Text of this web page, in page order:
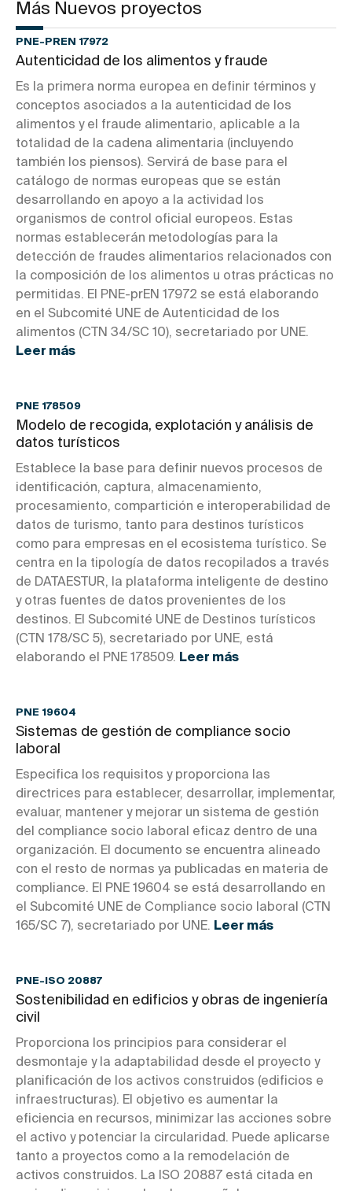
Más Nuevos proyectos
PNE-PREN 17972
Autenticidad de los alimentos y fraude
Es la primera norma europea en definir términos y
conceptos asociados a la autenticidad de los
alimentos y el fraude alimentario, aplicable a la
totalidad de la cadena alimentaria (incluyendo
también los piensos). Servirá de base para el
catálogo de normas europeas que se están
desarrollando en apoyo a la actividad los
organismos de control oficial europeos. Estas
normas establecerán metodologías para la
detección de fraudes alimentarios relacionados con
la composición de los alimentos u otras prácticas no
permitidas. El PNE-prEN 17972 se está elaborando
en el Subcomité UNE de Autenticidad de los
alimentos (CTN 34/SC 10), secretariado por UNE.
Leer más
PNE 178509
Modelo de recogida, explotación y análisis de
datos turísticos
Establece la base para definir nuevos procesos de
identificación, captura, almacenamiento,
procesamiento, compartición e interoperabilidad de
datos de turismo, tanto para destinos turísticos
como para empresas en el ecosistema turístico. Se
centra en la tipología de datos recopilados a través
de DATAESTUR, la plataforma inteligente de destino
y otras fuentes de datos provenientes de los
destinos. El Subcomité UNE de Destinos turísticos
(CTN 178/SC 5), secretariado por UNE, está
elaborando el PNE 178509. Leer más
PNE 19604
Sistemas de gestión de compliance socio
laboral
Especifica los requisitos y proporciona las
directrices para establecer, desarrollar, implementar,
evaluar, mantener y mejorar un sistema de gestión
del compliance socio laboral eficaz dentro de una
organización. El documento se encuentra alineado
con el resto de normas ya publicadas en materia de
compliance. El PNE 19604 se está desarrollando en
el Subcomité UNE de Compliance socio laboral (CTN
165/SC 7), secretariado por UNE. Leer más
PNE-ISO 20887
Sostenibilidad en edificios y obras de ingeniería
civil
Proporciona los principios para considerar el
desmontaje y la adaptabilidad desde el proyecto y
planificación de los activos construidos (edificios e
infraestructuras). El objetivo es aumentar la
eficiencia en recursos, minimizar las acciones sobre
el activo y potenciar la circularidad. Puede aplicarse
tanto a proyectos como a la remodelación de
activos construidos. La ISO 20887 está citada en